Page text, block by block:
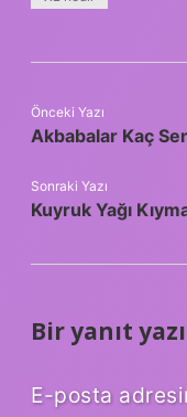
Önceki Yazı
Akbabalar Kaç
Sonraki Yazı
Kuyruk Yağı
Bir yanıt
E-posta